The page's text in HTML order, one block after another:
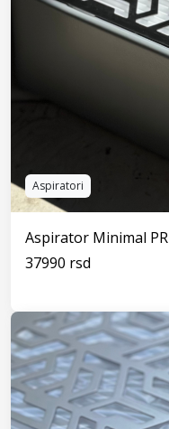
Aspiratori
Aspirator Minimal
37990 rsd